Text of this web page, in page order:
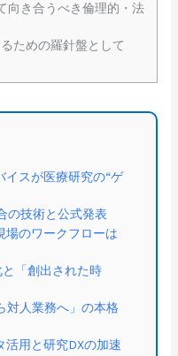
向き合うべき倫理的・法
ための羅針盤として
イスが医療研究の“ゲ
の技術と公式発表
場のワークフローは
「創出された時
対人業務へ」の本格
活用と研究DXの加速